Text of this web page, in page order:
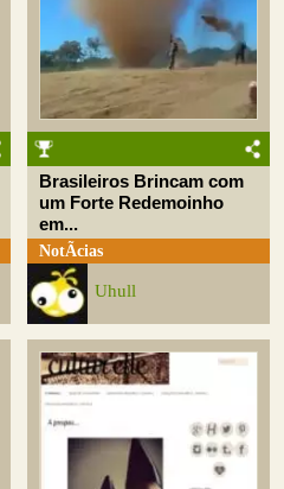
Brasileiros Brincam com
um Forte Redemoinho
em...
NotÃ­cias
Uhull